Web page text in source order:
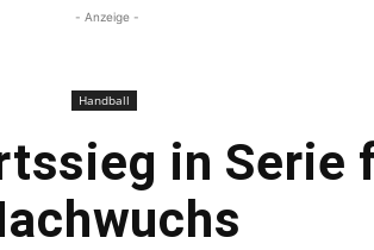
- Anzeige -
Handball
in Serie